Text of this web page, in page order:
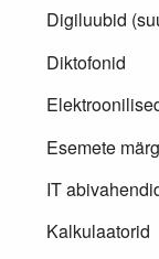
Digiluubid
Diktofonid
Esemete
IT
Kalkulaatorid